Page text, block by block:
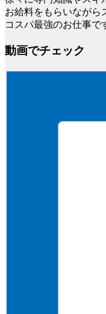
お給料をもらいながら
コスパ最強のお仕事で
動画でチェック